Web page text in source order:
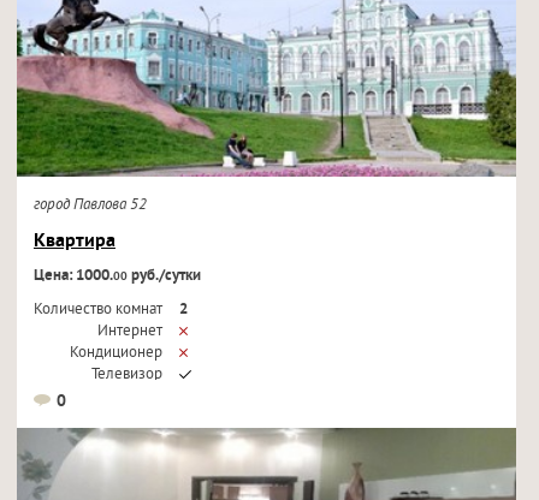
город Павлова 52
Квартира
Цена: 1000.00руб./сутки
Количество комнат
2
Интернет
Кондиционер
Телевизор
0